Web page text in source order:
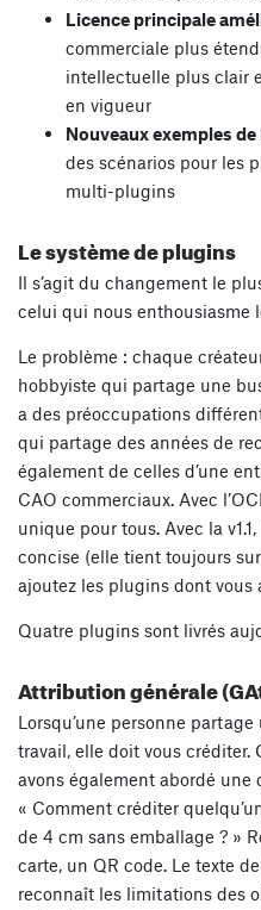
Licence principale
commerciale plus
intellectuelle plus clair
en vigueur
Nouveaux exemples
des scénarios pour les
multi-plugins
Le système de plugins
Il s’agit du changement le
celui qui nous enthousiasme
Le problème : chaque
hobbyiste qui partage une
a des préoccupations
qui partage des années de
également de celles d’une
CAO commerciaux. Avec
unique pour tous. Avec la
concise (elle tient toujours
ajoutez les plugins dont vous
Quatre plugins sont livrés
Attribution générale
Lorsqu’une personne
travail, elle doit vous créditer.
avons également abordé
« Comment créditer
de 4 cm sans emballage ? »
carte, un QR code. Le texte
reconnaît les limitations des